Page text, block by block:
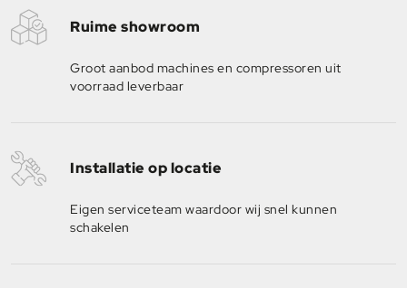
Ruime showroom
Groot aanbod machines en compressoren uit
voorraad leverbaar
Installatie op locatie
Eigen serviceteam waardoor wij snel kunnen
schakelen